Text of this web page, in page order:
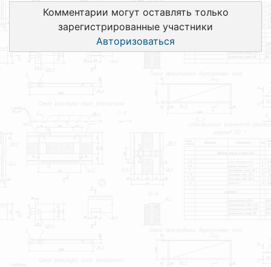
Комментарии могут оставлять только
зарегистрированные участники
Авторизоваться